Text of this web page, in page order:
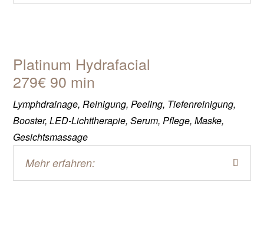
Platinum Hydrafacial
279€ 90 min
Lymphdrainage, Reinigung, Peeling, Tiefenreinigung,
Booster, LED-Lichttherapie, Serum, Pflege, Maske,
Gesichtsmassage
Mehr erfahren: